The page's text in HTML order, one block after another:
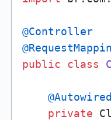
@Controller
public
class
@Autowired
private